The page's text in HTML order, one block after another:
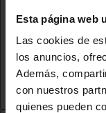
Esta página web
Las cookies de
los anuncios,
Además,
con nuestros
quienes pueden